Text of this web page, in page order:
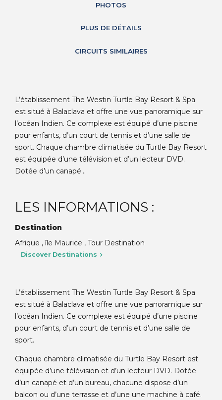
PHOTOS
PLUS DE DÉTAILS
CIRCUITS SIMILAIRES
L’établissement The Westin Turtle Bay Resort & Spa
est situé à Balaclava et offre une vue panoramique sur
l’océan Indien. Ce complexe est équipé d’une piscine
pour enfants, d’un court de tennis et d’une salle de
sport. Chaque chambre climatisée du Turtle Bay Resort
est équipée d’une télévision et d’un lecteur DVD.
Dotée d’un canapé...
LES INFORMATIONS :
Destination
Afrique , île Maurice , Tour Destination
Discover Destinations
L’établissement The Westin Turtle Bay Resort & Spa
est situé à Balaclava et offre une vue panoramique sur
l’océan Indien. Ce complexe est équipé d’une piscine
pour enfants, d’un court de tennis et d’une salle de
sport.
Chaque chambre climatisée du Turtle Bay Resort est
équipée d’une télévision et d’un lecteur DVD. Dotée
d’un canapé et d’un bureau, chacune dispose d’un
balcon ou d’une terrasse et d’une une machine à café.